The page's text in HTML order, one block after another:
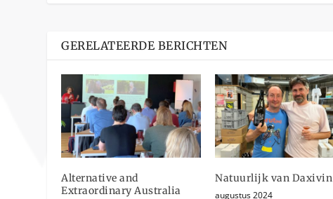
GERELATEERDE BERICHTEN
Alternative and
Extraordinary Australia
Natuurlijk van Daxivin
augustus 2024